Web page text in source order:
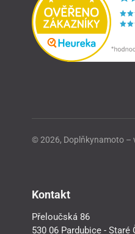
© 2026, Doplňkynamoto –
Kontakt
Přeloučská 86
530 06 Pardubice - Staré